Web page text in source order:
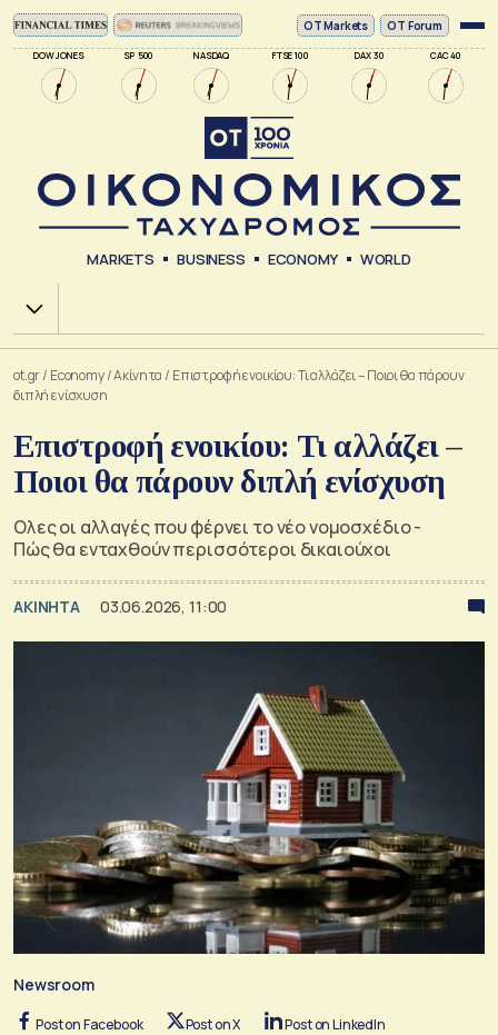
DOW JONES SP 500 NASDAQ FTSE 100 DAX 30 CAC 40
ΟΤ Markets OT Forum
MARKETS BUSINESS ECONOMY WORLD
Χ.Α.
ot.gr/ Economy/Ακίνητα / Επιστροφή ενοικίου: Τι αλλάζει – Ποιοι θα πάρουν
διπλή ενίσχυση
Επιστροφή ενοικίου: Τι αλλάζει –
Ποιοι θα πάρουν διπλή ενίσχυση
Ολες οι αλλαγές που φέρνει το νέο νομοσχέδιο -
Πώς θα ενταχθούν περισσότεροι δικαιούχοι
ΑΚΙΝΗΤΑ 03.06.2026, 11:00
Newsroom
Post on Facebook Post on X Post on LinkedIn